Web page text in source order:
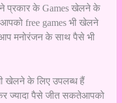
प्रकार के Games खेलने के
free games भी खेलने
मनोरंजन के साथ पैसे भी
खेलने के लिए उपलब्ध हैं
ज्यादा पैसे जीत सकतेआपको